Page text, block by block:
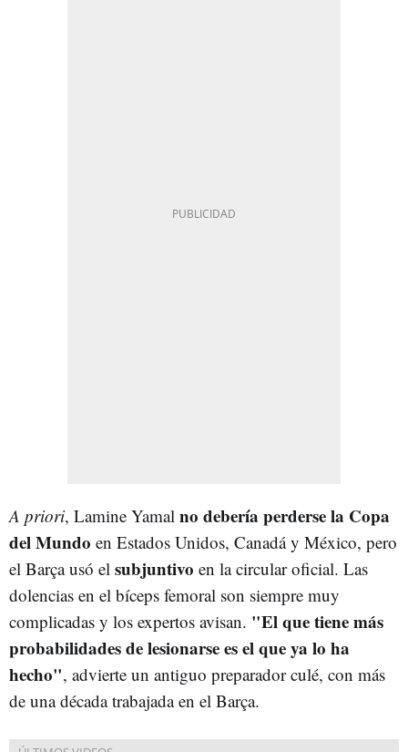
A priori, Lamine Yamal no debería perderse la Copa
del Mundo en Estados Unidos, Canadá y México, pero
el Barça usó el subjuntivo en la circular oficial. Las
dolencias en el bíceps femoral son siempre muy
complicadas y los expertos avisan. "El que tiene más
probabilidades de lesionarse es el que ya lo ha
hecho", advierte un antiguo preparador culé, con más
de una década trabajada en el Barça.